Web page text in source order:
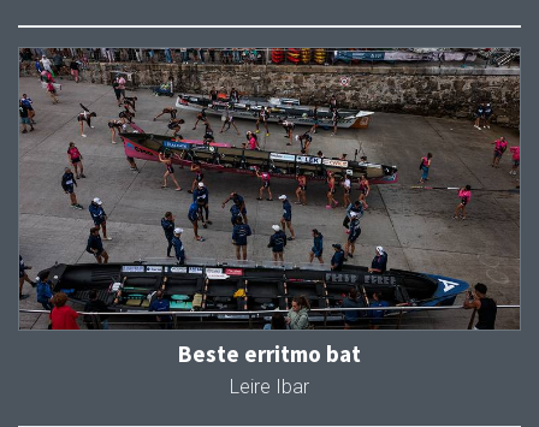
Beste erritmo bat
Leire Ibar